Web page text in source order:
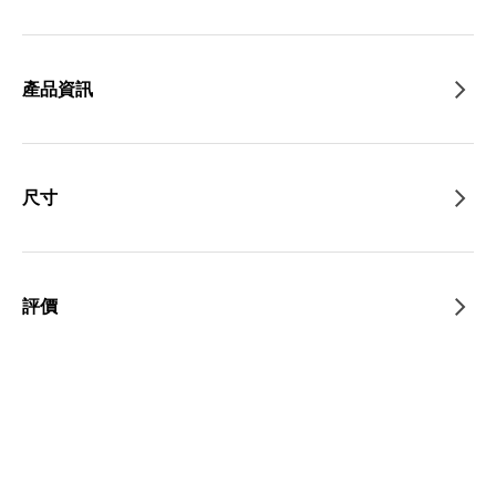
產品資訊
尺寸
評價